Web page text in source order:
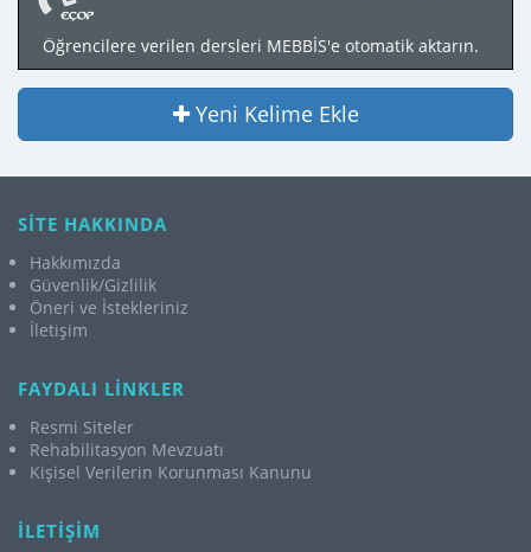
Öğrencilere verilen dersleri MEBBİS'e otomatik aktarın.
Yeni Kelime Ekle
SİTE HAKKINDA
Hakkımızda
Güvenlik/Gizlilik
Öneri ve İstekleriniz
İletişim
FAYDALI LİNKLER
Resmi Siteler
Rehabilitasyon Mevzuatı
Kişisel Verilerin Korunması Kanunu
İLETİŞİM